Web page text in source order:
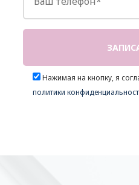
Нажимая на кнопку, я
политики